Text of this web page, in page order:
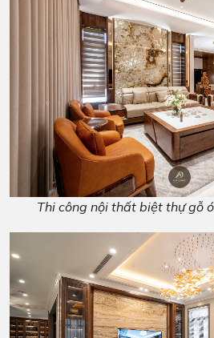
Thi công nội thất biệt thự gỗ